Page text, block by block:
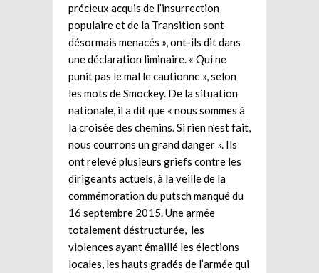
précieux acquis de l’insurrection
populaire et de la Transition sont
désormais menacés », ont-ils dit dans
une déclaration liminaire. « Qui ne
punit pas le mal le cautionne », selon
les mots de Smockey. De la situation
nationale, il a dit que « nous sommes à
la croisée des chemins. Si rien n’est fait,
nous courrons un grand danger ». Ils
ont relevé plusieurs griefs contre les
dirigeants actuels, à la veille de la
commémoration du putsch manqué du
16 septembre 2015. Une armée
totalement déstructurée, les
violences ayant émaillé les élections
locales, les hauts gradés de l’armée qui